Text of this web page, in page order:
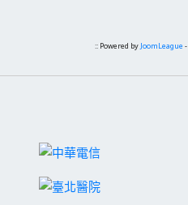
:: Powered by JoomLeague -